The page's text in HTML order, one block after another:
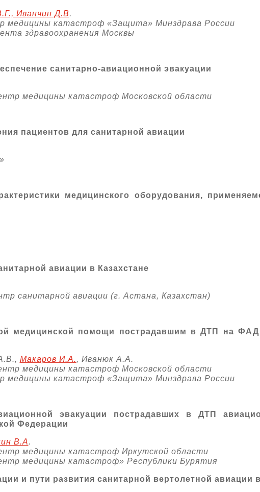
Иванчин Д.В.
медицины катастроф «Защита» Минздрава России
здравоохранения Москвы
санитарно-авиационной эвакуации
медицины катастроф Московской области
пациентов для санитарной авиации
медицинского оборудования,
авиации в Казахстане
санитарной авиации (г. Астана, Казахстан)
медицинской помощи пострадавшим в ДТП на
Макаров И.А., Иванюк А.А.
медицины катастроф Московской области
медицины катастроф «Защита» Минздрава России
эвакуации пострадавших в ДТП
Федерации
В.А.
медицины катастроф Иркутской области
медицины катастроф» Республики Бурятия
и пути развития санитарной вертолетной авиации